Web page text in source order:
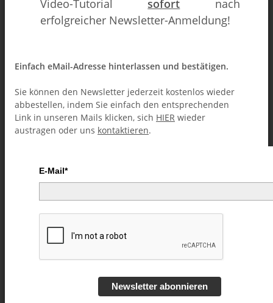
Video DOWNLOAD
Kartentricks (Downloads)
Video-Tutorial sofort nach
erfolgreicher Newsletter-Anmeldung!
Einfach eMail-Adresse hinterlassen und bestätigen.
Sie können den Newsletter jederzeit kostenlos wieder
abbestellen, indem Sie einfach den entsprechenden
Link in unseren Mails klicken, sich HIER wieder
austragen oder uns kontaktieren.
E-Mail*
Newsletter abonnieren